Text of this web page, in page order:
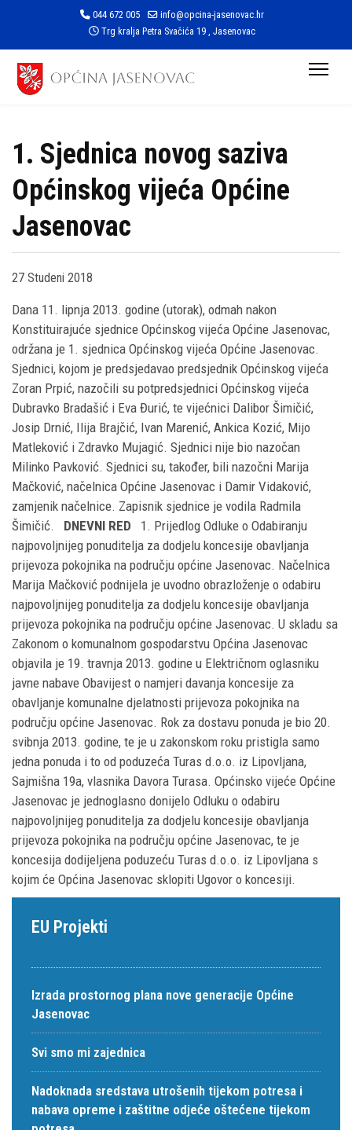
044 672 005
info@opcina-jasenovac.hr
Trg kralja Petra Svačića 19 , Jasenovac
1. Sjednica novog saziva
Općinskog vijeća Općine
Jasenovac
27 Studeni 2018
Dana 11. lipnja 2013. godine (utorak), odmah nakon
Konstituirajuće sjednice Općinskog vijeća Općine Jasenovac,
održana je 1. sjednica Općinskog vijeća Općine Jasenovac.
Sjednici, kojom je predsjedavao predsjednik Općinskog vijeća
Zoran Prpić, nazočili su potpredsjednici Općinskog vijeća
Dubravko Bradašić i Eva Đurić, te vijećnici Dalibor Šimičić,
Josip Drnić, Ilija Brajčić, Ivan Marenić, Ankica Kozić, Mijo
Matleković i Zdravko Mujagić. Sjednici nije bio nazočan
Milinko Pavković. Sjednici su, također, bili nazočni Marija
Mačković, načelnica Općine Jasenovac i Damir Vidaković,
zamjenik načelnice. Zapisnik sjednice je vodila Radmila
Šimičić. DNEVNI RED 1. Prijedlog Odluke o Odabiranju
najpovoljnijeg ponuditelja za dodjelu koncesije obavljanja
prijevoza pokojnika na području općine Jasenovac. Načelnica
Marija Mačković podnijela je uvodno obrazloženje o odabiru
najpovoljnijeg ponuditelja za dodjelu koncesije obavljanja
prijevoza pokojnika na području općine Jasenovac. U skladu sa
Zakonom o komunalnom gospodarstvu Općina Jasenovac
objavila je 19. travnja 2013. godine u Električnom oglasniku
javne nabave Obavijest o namjeri davanja koncesije za
obavljanje komunalne djelatnosti prijevoza pokojnika na
području općine Jasenovac. Rok za dostavu ponuda je bio 20.
svibnja 2013. godine, te je u zakonskom roku pristigla samo
jedna ponuda i to od poduzeća Turas d.o.o. iz Lipovljana,
Sajmišna 19a, vlasnika Davora Turasa. Općinsko vijeće Općine
Jasenovac je jednoglasno donijelo Odluku o odabiru
najpovoljnijeg ponuditelja za dodjelu koncesije obavljanja
prijevoza pokojnika na području općine Jasenovac, te je
koncesija dodijeljena poduzeću Turas d.o.o. iz Lipovljana s
kojim će Općina Jasenovac sklopiti Ugovor o koncesiji.
EU Projekti
Izrada prostornog plana nove generacije Općine
Jasenovac
Svi smo mi zajednica
Nadoknada sredstava utrošenih tijekom potresa i
nabava opreme i zaštitne odjeće oštećene tijekom